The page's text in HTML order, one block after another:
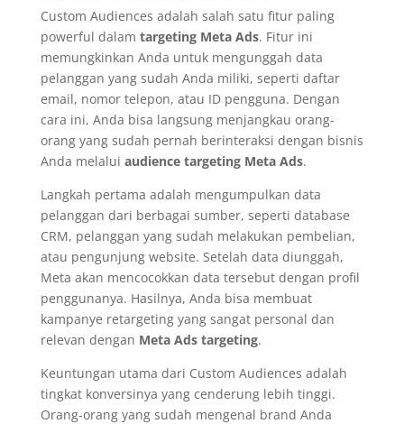
Custom Audiences adalah salah satu fitur paling
powerful dalam targeting Meta Ads. Fitur ini
memungkinkan Anda untuk mengunggah data
pelanggan yang sudah Anda miliki, seperti daftar
email, nomor telepon, atau ID pengguna. Dengan
cara ini, Anda bisa langsung menjangkau orang-
orang yang sudah pernah berinteraksi dengan bisnis
Anda melalui audience targeting Meta Ads.
Langkah pertama adalah mengumpulkan data
pelanggan dari berbagai sumber, seperti database
CRM, pelanggan yang sudah melakukan pembelian,
atau pengunjung website. Setelah data diunggah,
Meta akan mencocokkan data tersebut dengan profil
penggunanya. Hasilnya, Anda bisa membuat
kampanye retargeting yang sangat personal dan
relevan dengan Meta Ads targeting.
Keuntungan utama dari Custom Audiences adalah
tingkat konversinya yang cenderung lebih tinggi.
Orang-orang yang sudah mengenal brand Anda